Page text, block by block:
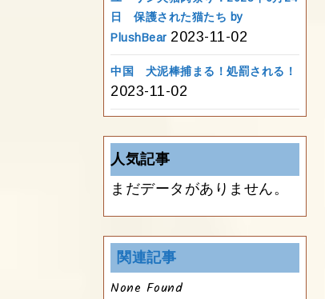
日 保護された猫たち by
PlushBear 2023-11-02
中国 犬泥棒捕まる！処罰される！
2023-11-02
人気記事
まだデータがありません。
関連記事
None Found